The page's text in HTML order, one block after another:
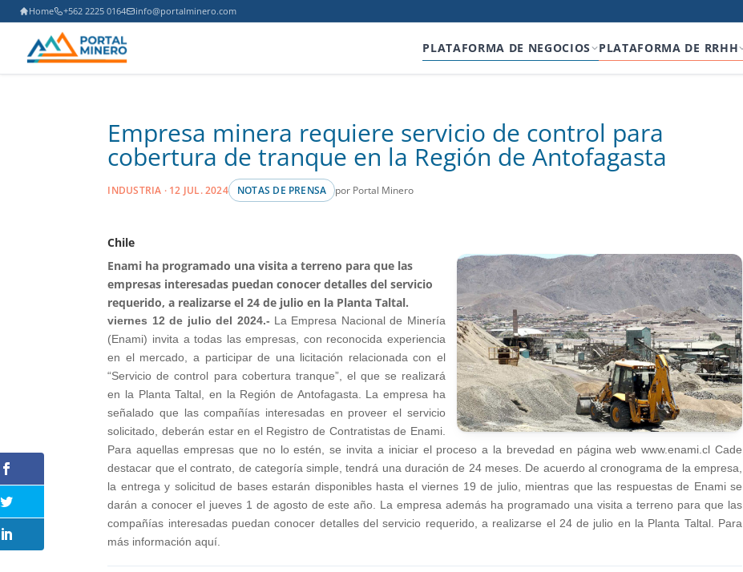
Home +562 2225 0164 info@portalminero.com
PLATAFORMA DE NEGOCIOS PLATAFORMA DE RRHH
Empresa minera requiere servicio de control para
cobertura de tranque en la Región de Antofagasta
INDUSTRIA · 12 JUL. 2024 NOTAS DE PRENSA por Portal Minero
Chile
Enami ha programado una visita a terreno para que las
empresas interesadas puedan conocer detalles del servicio
requerido, a realizarse el 24 de julio en la Planta Taltal.
viernes 12 de julio del 2024.- La Empresa Nacional de Minería
(Enami) invita a todas las empresas, con reconocida experiencia
en el mercado, a participar de una licitación relacionada con el
“Servicio de control para cobertura tranque”, el que se realizará
en la Planta Taltal, en la Región de Antofagasta. La empresa ha
señalado que las compañías interesadas en proveer el servicio
solicitado, deberán estar en el Registro de Contratistas de Enami.
Para aquellas empresas que no lo estén, se invita a iniciar el proceso a la brevedad en página web www.enami.cl Cade
destacar que el contrato, de categoría simple, tendrá una duración de 24 meses. De acuerdo al cronograma de la empresa,
la entrega y solicitud de bases estarán disponibles hasta el viernes 19 de julio, mientras que las respuestas de Enami se
darán a conocer el jueves 1 de agosto de este año. La empresa además ha programado una visita a terreno para que las
compañías interesadas puedan conocer detalles del servicio requerido, a realizarse el 24 de julio en la Planta Taltal. Para
más información aquí.